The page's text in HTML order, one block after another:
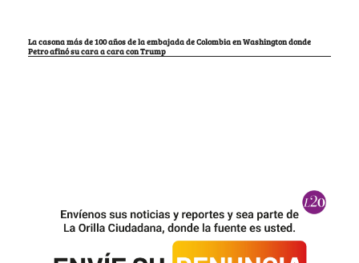
La casona más de 100 años de la embajada de Colombia en Washington donde
Petro afinó su cara a cara con Trump